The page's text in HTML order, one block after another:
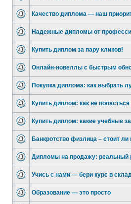
Качество диплома — наш
Надежные дипломы от
Купить диплом за пару кликов!
Онлайн-новеллы с быстрым
Покупка диплома: как выбрать
Купить диплом: как не
Купить диплом: какие учебные
Банкротство физлица – стоит
Дипломы на продажу: реальный
Учись с нами — бери курс в
Образование — это просто